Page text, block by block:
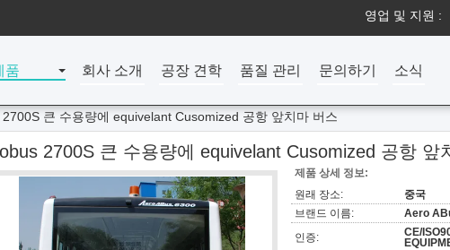
영업 및 지원 :
품 회사 소개 공장 견학 품질 관리 문의하기 소식
큰 수용량에 equivelant Cusomized 공항 앞치마 버스
2700S 큰 수용량에 equivelant Cusomized 공항 앞
제품 상세 정보:
원래 장소:
중국
브랜드 이름:
Aero
인증:
CE/